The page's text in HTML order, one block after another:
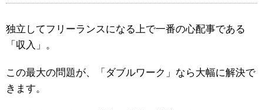
独立してフリーランスになる上で一番の心配事である
「収入」。
この最大の問題が、「ダブルワーク」なら大幅に解決で
きます。